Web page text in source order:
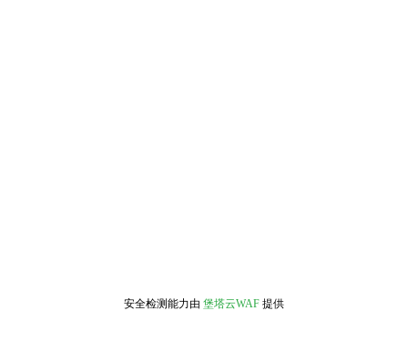
安全检测能力由 堡塔云WAF 提供